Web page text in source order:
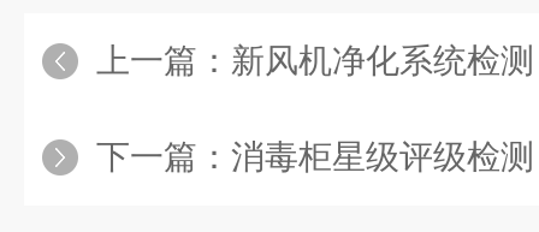
上一篇： 新风机净化系统检测
下一篇： 消毒柜星级评级检测